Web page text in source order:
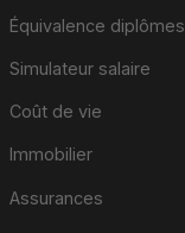
Équivalence diplômes
Simulateur salaire
Coût de vie
Immobilier
Assurances